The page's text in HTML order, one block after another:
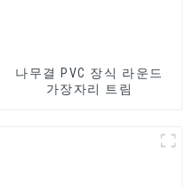
나무결 PVC 장식 라운드
가장자리 트림